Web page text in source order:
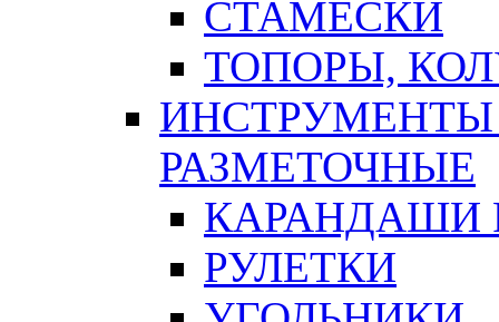
СТАМЕСКИ
ТОПОРЫ,
ИНСТРУМЕНТЫ
РАЗМЕТОЧНЫЕ
КАРАНДАШИ
РУЛЕТКИ